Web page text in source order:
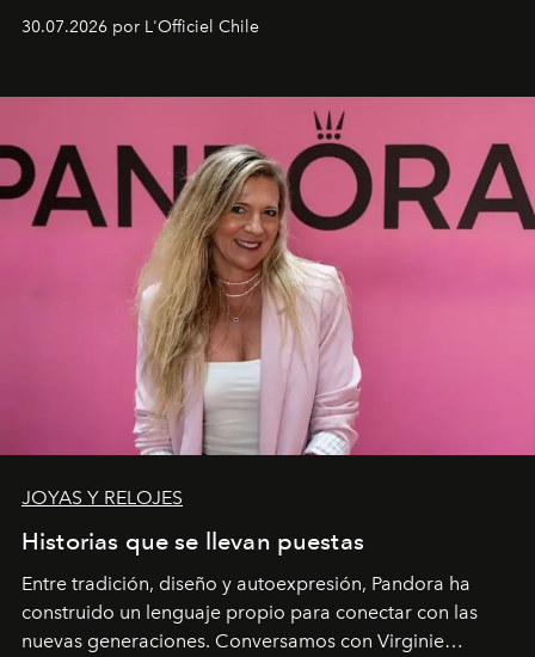
fusiona moda y rendimiento.
30.07.2026 por L'Officiel Chile
JOYAS Y RELOJES
Historias que se llevan puestas
Entre tradición, diseño y autoexpresión, Pandora ha
construido un lenguaje propio para conectar con las
nuevas generaciones. Conversamos con Virginie